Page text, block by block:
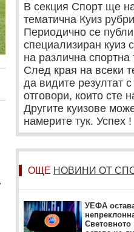
В секция Спорт ще
тематична Куиз
Периодично се
специализиран куиз
на различна спортна
След края на всеки
да видите резултат
отговори, които сте
Другите куизове
намерите тук. Успех !
ОЩЕ НОВИНИ ОТ
УЕФА
Световното